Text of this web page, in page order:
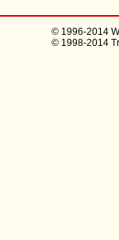
© 1996-2014
© 1998-2014